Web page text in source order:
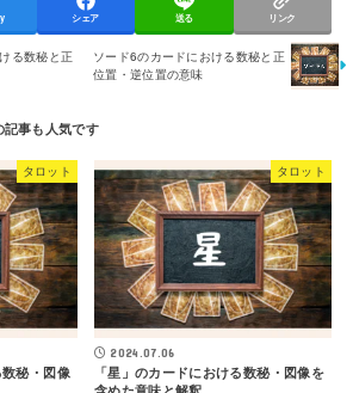
シェア 送る リンク
る数秘と正
ソード6のカードにおける数秘と正
位置・逆位置の意味
タロット
数秘・図像
タロット
2024.07.06
「星」のカードにおける数秘・図像を